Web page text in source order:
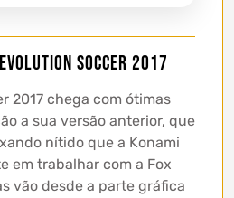
Soccer 2017
2017 chega com ótimas
a sua versão anterior, que
nítido que a Konami
em trabalhar com a Fox
vão desde a parte gráfica